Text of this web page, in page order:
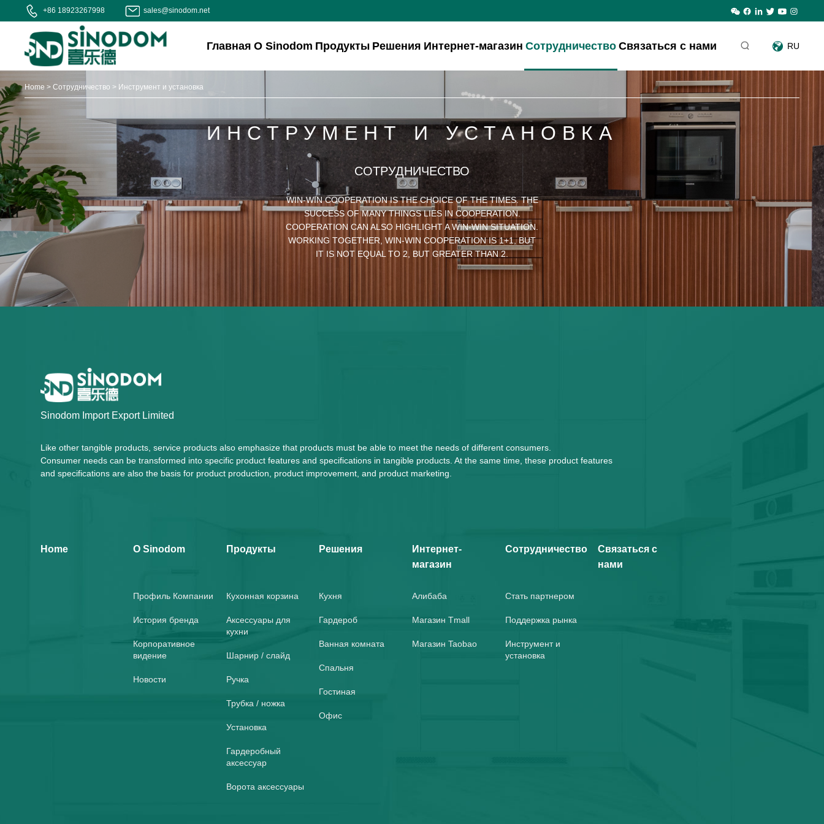
+86 18923267998 sales@sinodom.net
RU
Главная О Sinodom Продукты Решения Интернет-магазин Сотрудничество Связаться с нами
Home >Сотрудничество > Инструмент и установка
ИНСТРУМЕНТ И УСТАНОВКА
СОТРУДНИЧЕСТВО
WIN-WIN COOPERATION IS THE CHOICE OF THE TIMES. THE
SUCCESS OF MANY THINGS LIES IN COOPERATION.
COOPERATION CAN ALSO HIGHLIGHT A WIN-WIN SITUATION.
WORKING TOGETHER, WIN-WIN COOPERATION IS 1+1, BUT
IT IS NOT EQUAL TO 2, BUT GREATER THAN 2.
Sinodom Import Export Limited
Like other tangible products, service products also emphasize that products must be able to meet the needs of different consumers.
Consumer needs can be transformed into specific product features and specifications in tangible products. At the same time, these product features
and specifications are also the basis for product production, product improvement, and product marketing.
Home О Sinodom
Профиль Компании
История бренда
Корпоративное
видение
Новости
Продукты
Кухонная корзина
Аксессуары для
кухни
Шарнир / слайд
Ручка
Трубка / ножка
Установка
Гардеробный
аксессуар
Ворота аксессуары
Решения
Кухня
Гардероб
Ванная комната
Спальня
Гостиная
Офис
Интернет-
магазин
Алибаба
Магазин Tmall
Магазин Taobao
Сотрудничество
Стать партнером
Поддержка рынка
Инструмент и
установка
Связаться с
нами